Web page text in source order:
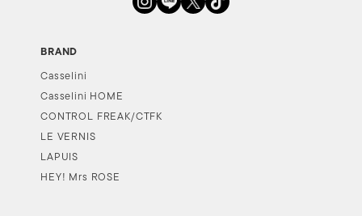
BRAND
Casselini
Casselini HOME
CONTROL FREAK/CTFK
LE VERNIS
LAPUIS
HEY! Mrs ROSE